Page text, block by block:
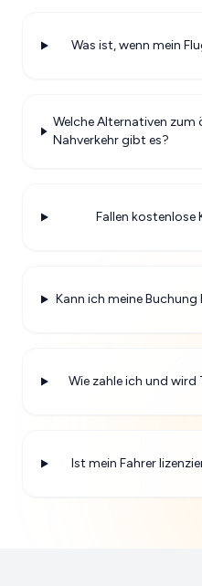
Was ist, wenn mein
Welche Alternativen zum
Nahverkehr gibt es?
Fallen kostenlose
Kann ich meine
Wie zahle ich und
Ist mein Fahrer